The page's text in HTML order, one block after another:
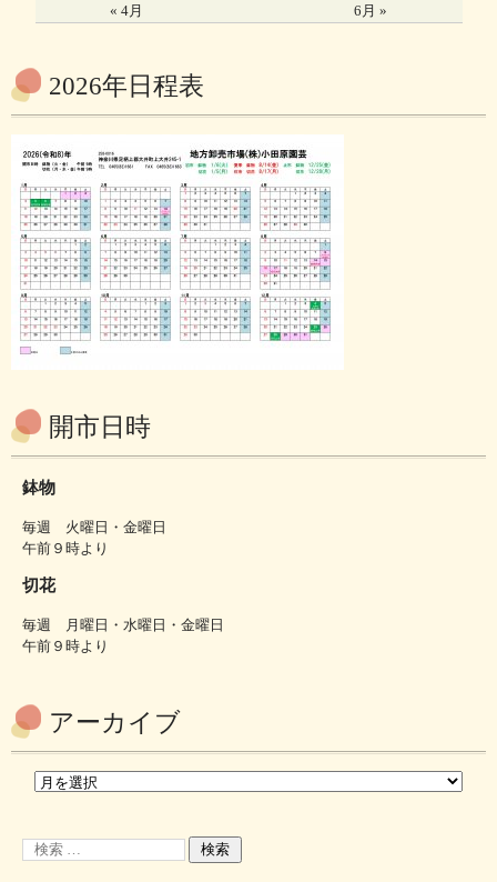
« 4月 6月 »
2026年日程表
開市日時
鉢物
毎週 火曜日・金曜日
午前９時より
切花
毎週 月曜日・水曜日・金曜日
午前９時より
アーカイブ